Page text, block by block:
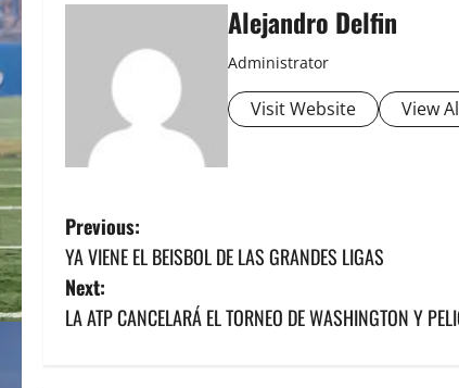
Alejandro Delfin
Administrator
Visit Website View
P
o
s
Previous:
YA VIENE EL BEISBOL DE LAS GRANDES LIGAS
Next:
LA ATP CANCELARÁ EL TORNEO DE WASHINGTON Y